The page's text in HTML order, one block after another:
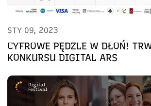
STY 09, 2023
CYFROWE PĘDZLE W DŁOŃ!
KONKURSU DIGITAL ARS